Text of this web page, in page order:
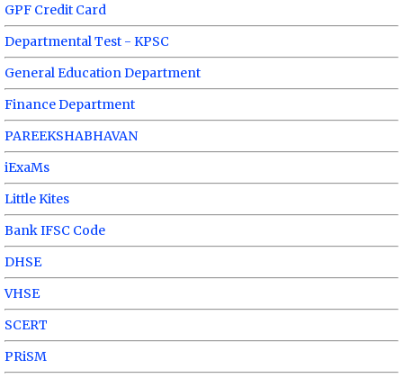
GPF Credit Card
Departmental Test - KPSC
General Education Department
Finance Department
PAREEKSHABHAVAN
iExaMs
Little Kites
Bank IFSC Code
DHSE
VHSE
SCERT
PRiSM